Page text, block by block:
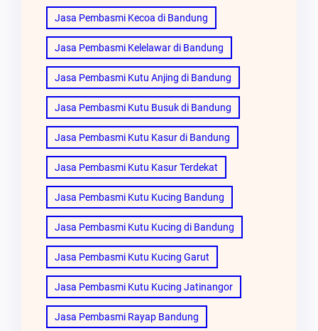
Jasa Pembasmi Kecoa di Bandung
Jasa Pembasmi Kelelawar di Bandung
Jasa Pembasmi Kutu Anjing di Bandung
Jasa Pembasmi Kutu Busuk di Bandung
Jasa Pembasmi Kutu Kasur di Bandung
Jasa Pembasmi Kutu Kasur Terdekat
Jasa Pembasmi Kutu Kucing Bandung
Jasa Pembasmi Kutu Kucing di Bandung
Jasa Pembasmi Kutu Kucing Garut
Jasa Pembasmi Kutu Kucing Jatinangor
Jasa Pembasmi Rayap Bandung